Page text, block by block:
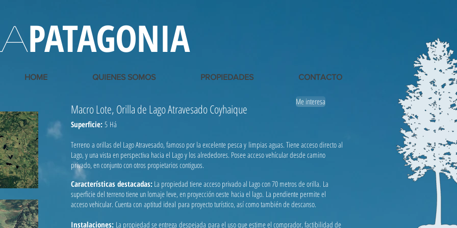
PATAGONIA
HOME QUIENES SOMOS PROPIEDADES CONTACTO
Macro Lote, Orilla de Lago Atravesado Coyhaique
Me interesa
Superficie: 5 Há
Terreno a orillas del Lago Atravesado, famoso por la excelente pesca y limpias aguas. Tiene acceso directo al
Lago, y una vista en perspectiva hacia el Lago y los alrededores. Posee acceso vehícular desde camino
privado, en conjunto con otros propietarios contiguos.
Características destacadas: La propiedad tiene acceso privado al Lago con 70 metros de orilla. La
superficie del terreno tiene un lomaje leve, en proyección oeste hacia el lago. La pendiente permite el
acceso vehicular. Cuenta con aptitud ideal para proyecto turístico, así como también de descanso.
Instalaciones: La propiedad se entrega despejada para el uso que estime el comprador, factibilidad de